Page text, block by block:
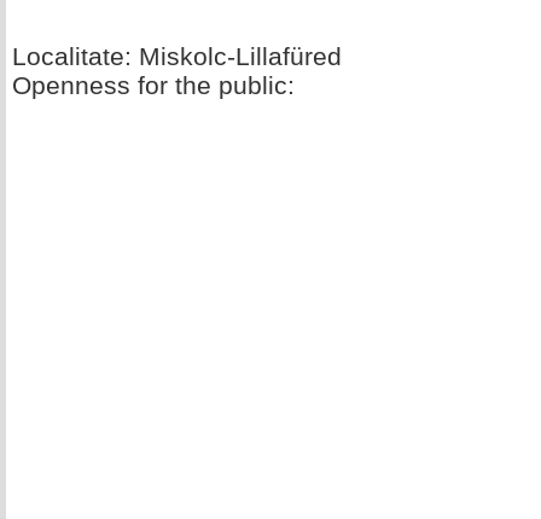
Localitate: Miskolc-Lillafüred
Openness for the public: